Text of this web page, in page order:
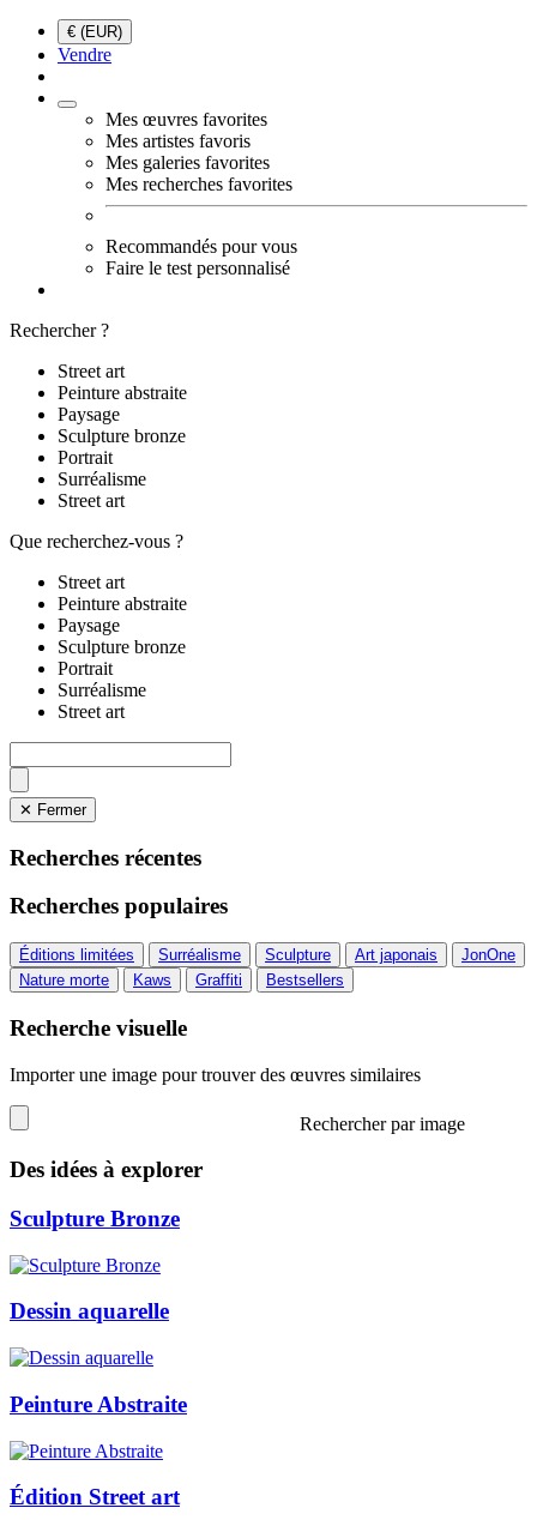
€ (EUR)
Vendre
Mes œuvres favorites
Mes artistes favoris
Mes galeries favorites
Mes recherches favorites
Recommandés pour vous
Faire le test personnalisé
Rechercher ?
Street art
Peinture abstraite
Paysage
Sculpture bronze
Portrait
Surréalisme
Street art
Que recherchez-vous ?
Street art
Peinture abstraite
Paysage
Sculpture bronze
Portrait
Surréalisme
Street art
✕ Fermer
Recherches récentes
Recherches populaires
Éditions limitées Surréalisme Sculpture Art japonais
JonOne
Nature morte
Kaws Graffiti Bestsellers
Recherche visuelle
Importer une image pour trouver des œuvres similaires
Rechercher par image
Des idées à explorer
Sculpture Bronze
Dessin aquarelle
Peinture Abstraite
Édition Street art